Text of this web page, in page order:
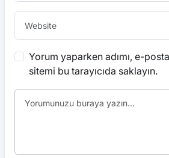
Yorum yaparken adımı, e-
sitemi bu tarayıcıda saklayın.